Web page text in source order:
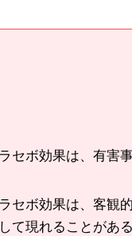
セボ効果は、有害
セボ効果は、客観
て現れることがあ